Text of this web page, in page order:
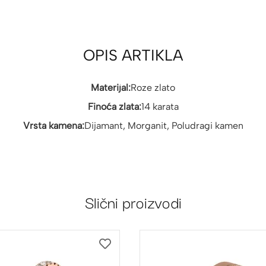
OPIS ARTIKLA
Materijal:Roze zlato
Finoća zlata:14 karata
Vrsta kamena:Dijamant, Morganit, Poludragi kamen
Slični proizvodi